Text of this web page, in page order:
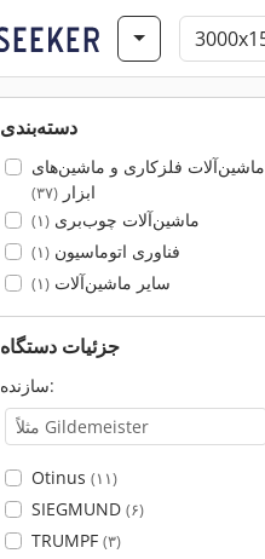
دسته‌بندی
ماشین‌آلات فلزکاری و ماشین‌های
ابزار(۳۷)
ماشین‌آلات چوب‌بری(۱)
فناوری اتوماسیون(۱)
سایر ماشین‌آلات(۱)
جزئیات دستگاه
سازنده:
Otinus (۱۱)
SIEGMUND (۶)
TRUMPF (۳)